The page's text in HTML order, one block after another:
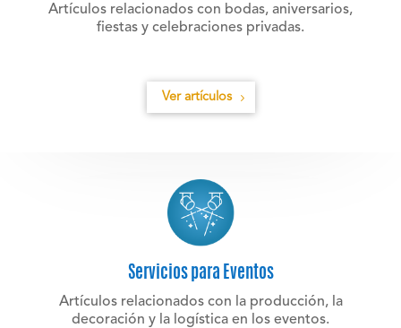
Artículos relacionados con bodas, aniversarios,
fiestas y celebraciones privadas.
Ver artículos
Servicios para Eventos
Artículos relacionados con la producción, la
decoración y la logística en los eventos.